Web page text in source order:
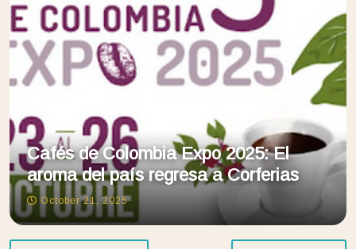
Cafés de Colombia Expo 2025: El
aroma del país regresa a Corferias
October 21, 2025